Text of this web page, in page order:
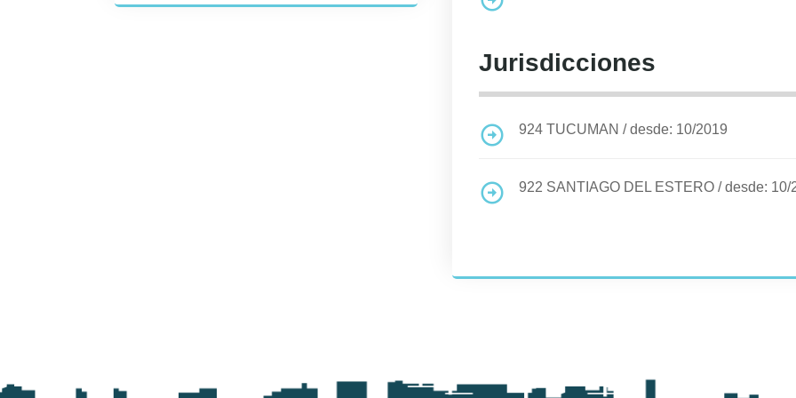
Jurisdicciones
924 TUCUMAN /desde: 10/2019
922 SANTIAGO DEL ESTERO /desde: 10/